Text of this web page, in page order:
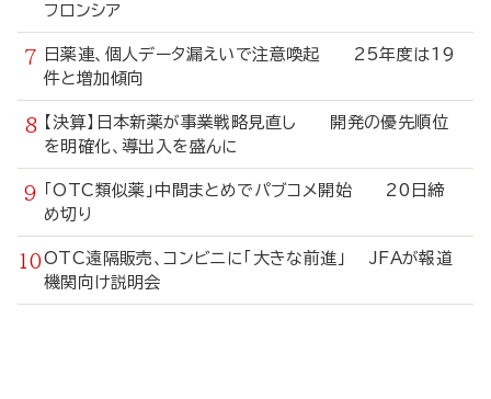
フロンシア
日薬連、個人データ漏えいで注意喚起 25年度は19
件と増加傾向
【決算】日本新薬が事業戦略見直し 開発の優先順位
を明確化、導出入を盛んに
「OTC類似薬」中間まとめでパブコメ開始 20日締
め切り
OTC遠隔販売、コンビニに「大きな前進」 JFAが報道
機関向け説明会